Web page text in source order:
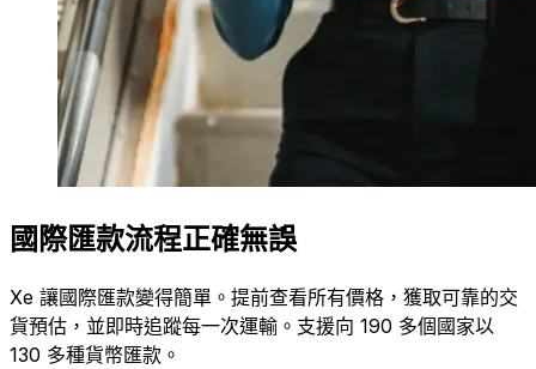
國際匯款流程正確無誤
Xe 讓國際匯款變得簡單。提前查看所有價格，獲取可靠的交
貨預估，並即時追蹤每一次運輸。支援向 190 多個國家以
130 多種貨幣匯款。